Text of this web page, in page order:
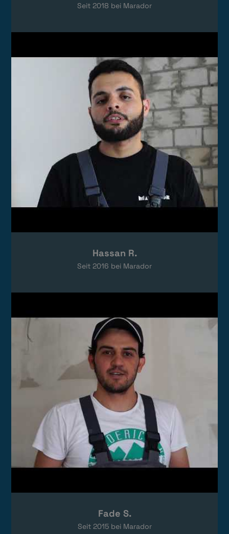
Das Video wird von YouTube eingebettet.
Datenschutzerklärungenvon Google.
Seit 2018 bei Marador
Das Video wird von YouTube eingebettet.
Datenschutzerklärungen
Hassan R.
Seit 2016 bei Marador
Fade S.
Seit 2015bei Marador